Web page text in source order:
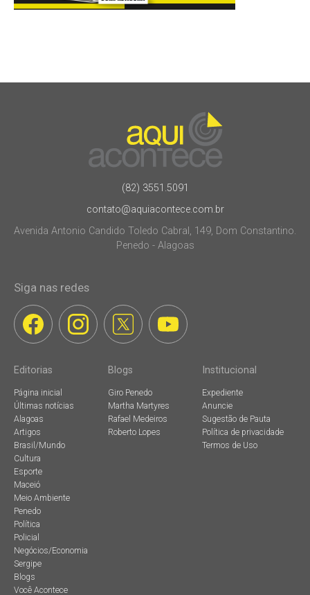
(82) 3551.5091
contato@aquiacontece.com.br
Avenida Antonio Candido Toledo Cabral, 149, Dom Constantino.
Penedo - Alagoas
Siga nas redes
Editorias
Página inicial
Últimas notícias
Alagoas
Artigos
Brasil/Mundo
Cultura
Esporte
Maceió
Meio Ambiente
Penedo
Política
Policial
Negócios/Economia
Sergipe
Blogs
Você Acontece
Blogs
Giro Penedo
Martha Martyres
Rafael Medeiros
Roberto Lopes
Institucional
Expediente
Anuncie
Sugestão de Pauta
Política de privacidade
Termos de Uso